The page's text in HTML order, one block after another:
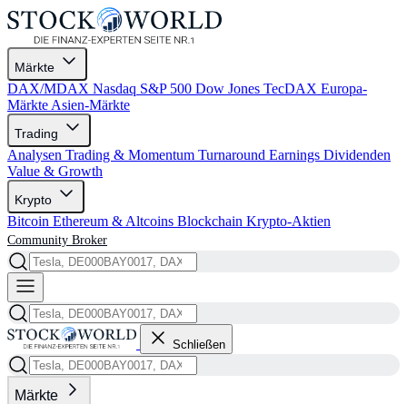
Märkte
DAX/MDAX Nasdaq S&P 500 Dow Jones TecDAX Europa-
Märkte Asien-Märkte
Trading
Analysen Trading & Momentum Turnaround Earnings Dividenden
Value & Growth
Krypto
Bitcoin Ethereum & Altcoins Blockchain Krypto-Aktien
Community Broker
Schließen
Märkte